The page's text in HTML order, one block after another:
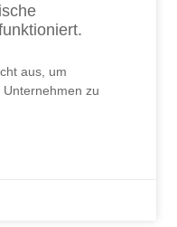
aus, um
zu